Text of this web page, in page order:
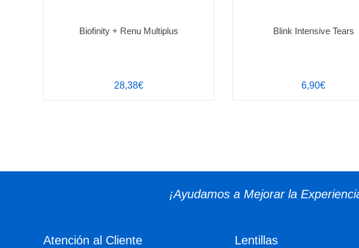
Biofinity + Renu Multiplus
28,38€
Blink Intensive Tears
6,90€
¡Ayudamos a Mejorar la
Atención al Cliente Lentillas